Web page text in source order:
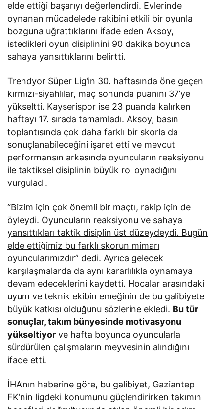
elde ettiği başarıyı değerlendirdi. Evlerinde
oynanan mücadelede rakibini etkili bir oyunla
bozguna uğrattıklarını ifade eden Aksoy,
istedikleri oyun disiplinini 90 dakika boyunca
sahaya yansıttıklarını belirtti.
Trendyor Süper Lig’in 30. haftasında öne geçen
kırmızı-siyahlılar, maç sonunda puanını 37’ye
yükseltti. Kayserispor ise 23 puanda kalırken
haftayı 17. sırada tamamladı. Aksoy, basın
toplantısında çok daha farklı bir skorla da
sonuçlanabileceğini işaret etti ve mevcut
performansın arkasında oyuncuların reaksiyonu
ile taktiksel disiplinin büyük rol oynadığını
vurguladı.
“Bizim için çok önemli bir maçtı, rakip için de
öyleydi. Oyuncuların reaksiyonu ve sahaya
yansıttıkları taktik disiplin üst düzeydeydi. Bugün
elde ettiğimiz bu farklı skorun mimarı
oyuncularımızdır” dedi. Ayrıca gelecek
karşılaşmalarda da aynı kararlılıkla oynamaya
devam edeceklerini kaydetti. Hocalar arasındaki
uyum ve teknik ekibin emeğinin de bu galibiyete
büyük katkısı olduğunu sözlerine ekledi. Bu tür
sonuçlar, takım bünyesinde motivasyonu
yükseltiyor ve hafta boyunca oyuncularla
sürdürülen çalışmaların meyvesinin alındığını
ifade etti.
İHA’nın haberine göre, bu galibiyet, Gaziantep
FK’nin ligdeki konumunu güçlendirirken takımın